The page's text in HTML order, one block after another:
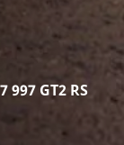
997 GT2 RS